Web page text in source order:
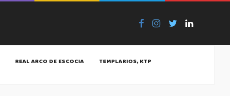
REAL ARCO DE ESCOCIA TEMPLARIOS, KTP